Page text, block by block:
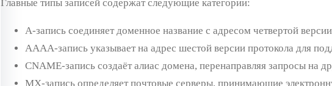
Главные типы записей содержат следующие категории:
A-запись соединяет доменное название с адресом четвертой
AAAA-запись указывает на адрес шестой версии протокола для
CNAME-запись создаёт алиас домена, перенаправляя запросы на
MX-запись определяет почтовые серверы, принимающие